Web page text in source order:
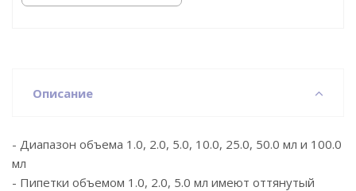
Описание
- Диапазон объема 1.0, 2.0, 5.0, 10.0, 25.0, 50.0 мл и 100.0
мл
- Пипетки объемом 1.0, 2.0, 5.0 мл имеют оттянутый